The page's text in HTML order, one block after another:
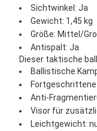
Sichtwinkel: Ja
Gewicht: 1,45 kg
Größe: Mittel/
Antispalt: Ja
Dieser taktische
Ballistische
Anti-
Visor für
Leichtgewicht: